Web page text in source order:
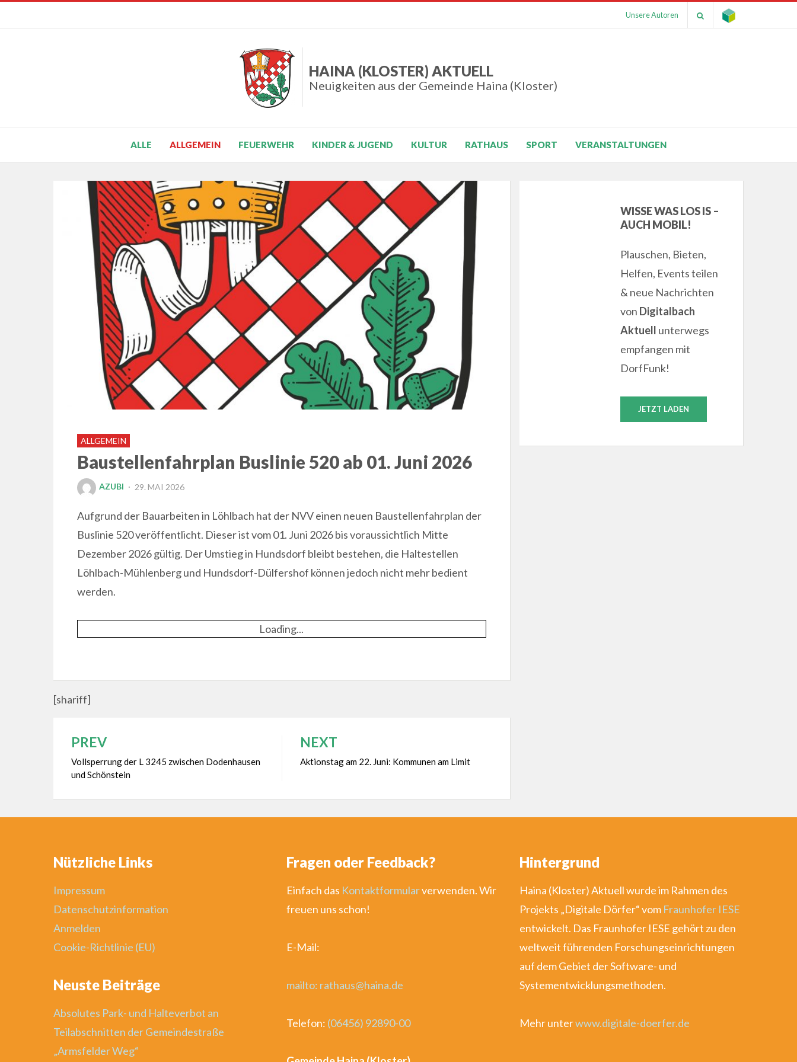
Unsere Autoren
HAINA (KLOSTER) AKTUELL
Neuigkeiten aus der Gemeinde Haina (Kloster)
ALLE ALLGEMEIN FEUERWEHR KINDER & JUGEND KULTUR RATHAUS SPORT VERANSTALTUNGEN
ALLGEMEIN
Baustellenfahrplan Buslinie 520 ab 01. Juni 2026
AZUBI
POSTED
29. MAI 2026
Aufgrund der Bauarbeiten in Löhlbach hat der NVV einen neuen Baustellenfahrplan der
Buslinie 520 veröffentlicht. Dieser ist vom 01. Juni 2026 bis voraussichtlich Mitte
Dezember 2026 gültig. Der Umstieg in Hundsdorf bleibt bestehen, die Haltestellen
Löhlbach-Mühlenberg und Hundsdorf-Dülfershof können jedoch nicht mehr bedient
werden.
Loading...
[shariff]
Beitragsnavigation
PREV
Vollsperrung der L 3245 zwischen Dodenhausen
und Schönstein
NEXT
Aktionstag am 22. Juni: Kommunen am Limit
WISSE WAS LOS IS –
AUCH MOBIL!
Plauschen, Bieten,
Helfen, Events teilen
& neue Nachrichten
von Digitalbach
Aktuell unterwegs
empfangen mit
DorfFunk!
JETZT LADEN
Nützliche Links
Impressum
Datenschutzinformation
Anmelden
Cookie-Richtlinie (EU)
Neuste Beiträge
Absolutes Park- und Halteverbot an
Teilabschnitten der Gemeindestraße
„Armsfelder Weg“
Fragen oder Feedback?
Einfach das Kontaktformularverwenden. Wir
freuen uns schon!
E-Mail:
mailto: rathaus@haina.de
Telefon: (06456) 92890-00
Hintergrund
Haina (Kloster) Aktuell wurde im Rahmen des
Projekts „Digitale Dörfer“ vom Fraunhofer IESE
entwickelt. Das Fraunhofer IESE gehört zu den
weltweit führenden Forschungseinrichtungen
auf dem Gebiet der Software- und
Systementwicklungsmethoden.
Mehr unterwww.digitale-doerfer.de